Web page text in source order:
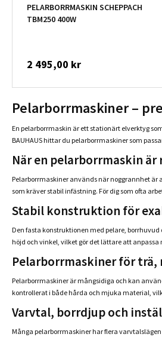
PELARBORRMASKIN SCHEPPACH
TBM250 400W
2 495,00 kr
Pelarborrmaskiner –
En pelarborrmaskin är ett stationärt elverktyg
BAUHAUS hittar du pelarborrmaskiner som
När en pelarborrmaskin är
Pelarborrmaskiner används när noggrannhet
som kräver stabil infästning. För dig som ofta
Stabil konstruktion för
Den fasta konstruktionen med pelare,
höjd och vinkel, vilket gör det lättare att
Pelarborrmaskiner för
Pelarborrmaskiner är mångsidiga och kan
kontrollerat i både hårda och mjuka material,
Varvtal, borrdjup och
Många pelarborrmaskiner har flera